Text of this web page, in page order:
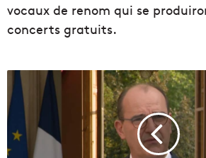
vocaux de renom qui se
concerts gratuits.
e
n
e